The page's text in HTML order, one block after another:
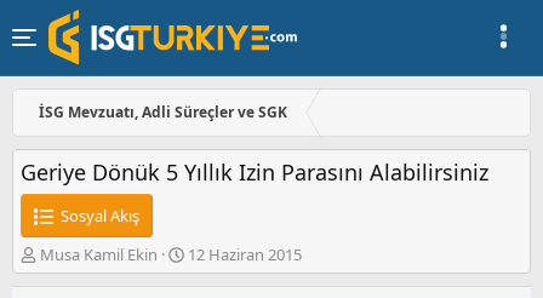
İSG Mevzuatı, Adli Süreçler ve SGK
Geriye Dönük 5 Yıllık Izin Parasını Alabilirsiniz
Sosyal Akış
K
o
Musa Kamil Ekin
B
a
12 Haziran 2015